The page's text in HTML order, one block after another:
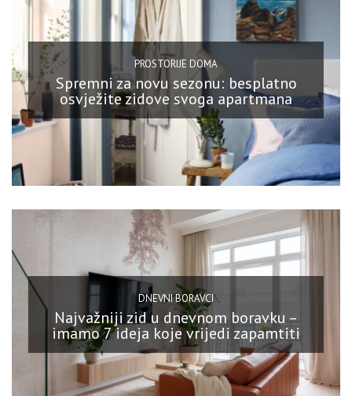
PROSTORIJE DOMA
Spremni za novu sezonu: besplatno
osvježite zidove svoga apartmana
DNEVNI BORAVCI
Najvažniji zid u dnevnom boravku –
imamo 7 ideja koje vrijedi zapamtiti